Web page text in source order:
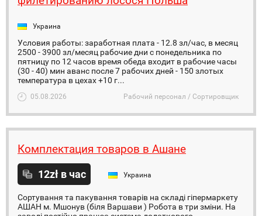
Украина
Условия работы: заработная плата - 12.8 зл/час, в месяц
2500 - 3900 зл/месяц рабочие дни с понедельника по
пятницу по 12 часов время обеда входит в рабочие часы
(30 - 40) мин аванс после 7 рабочих дней - 150 злотых
температура в цехах +10 г...
05.08.2026 Рабочий персонал / Сортировщик
Комплектация товаров в Ашане
12zł в час Украина
Сортування та пакування товарів на складі гіпермаркету
АШАН м. Мшонув (біля Варшави ) Робота в три зміни. На